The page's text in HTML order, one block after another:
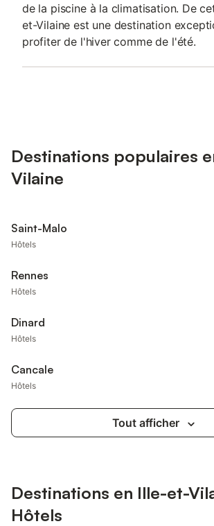
de la piscine à la climatisation. De
et-Vilaine est une destination
profiter de l'hiver comme de l'été.
Destinations populaires
Vilaine
Saint-Malo
Hôtels
Rennes
Hôtels
Dinard
Hôtels
Cancale
Hôtels
Tout afficher
Destinations en Ille-et-
Hôtels